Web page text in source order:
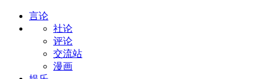
言论
社论
评论
交流站
漫画